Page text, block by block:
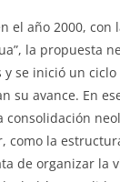
el año 2000, con
la propuesta
se inició un
su avance. En
consolidación
como la
de organizar la